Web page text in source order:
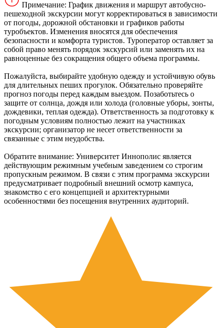
Примечание: График движения и маршрут автобусно-
пешеходной экскурсии могут корректироваться в зависимости
от погоды, дорожной обстановки и графиков работы
туробъектов. Изменения вносятся для обеспечения
безопасности и комфорта туристов. Туроператор оставляет за
собой право менять порядок экскурсий или заменять их на
равноценные без сокращения общего объема программы.
Пожалуйста, выбирайте удобную одежду и устойчивую обувь
для длительных пеших прогулок. Обязательно проверяйте
прогноз погоды перед каждым выездом. Позаботьтесь о
защите от солнца, дождя или холода (головные уборы, зонты,
дождевики, теплая одежда). Ответственность за подготовку к
погодным условиям полностью лежит на участниках
экскурсии; организатор не несет ответственности за
связанные с этим неудобства.
Обратите внимание: Университет Иннополис является
действующим режимным учебным заведением со строгим
пропускным режимом. В связи с этим программа экскурсии
предусматривает подробный внешний осмотр кампуса,
знакомство с его концепцией и архитектурными
особенностями без посещения внутренних аудиторий.